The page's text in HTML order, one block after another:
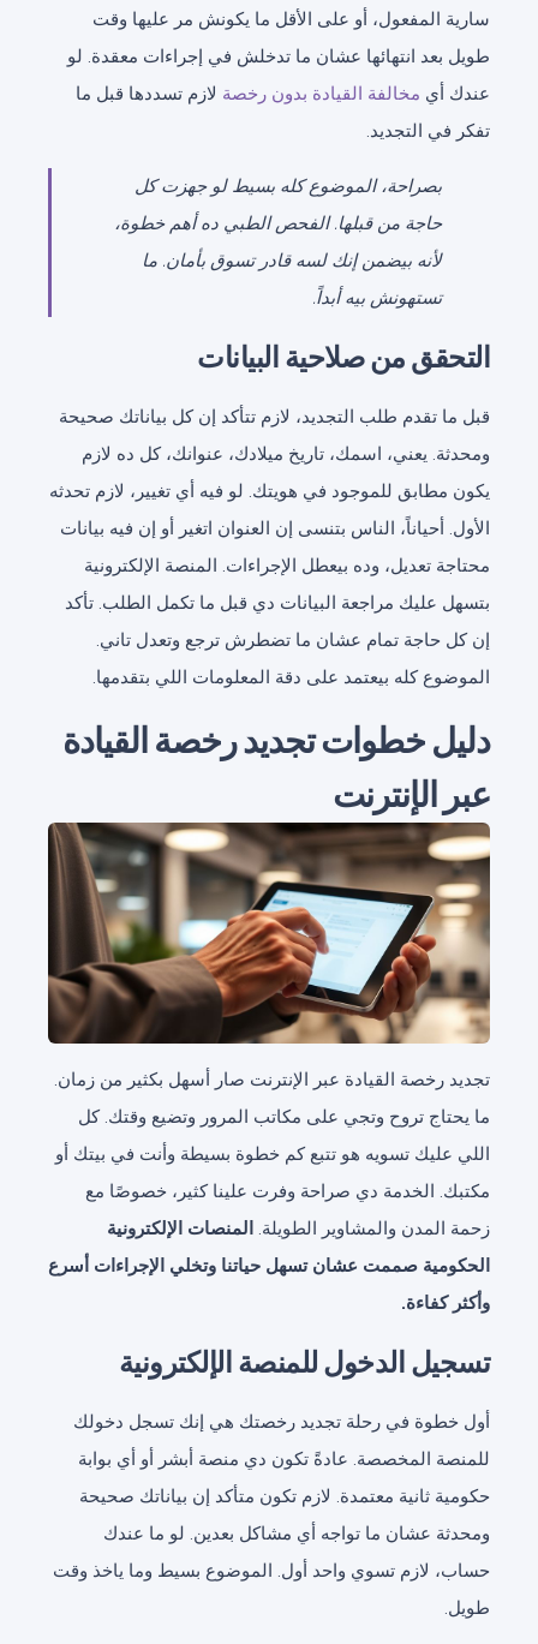
سارية المفعول، أو على الأقل ما يكونش مر عليها وقت
طويل بعد انتهائها عشان ما تدخلش في إجراءات معقدة. لو
عندك أي مخالفة القيادة بدون رخصة لازم تسددها قبل ما
تفكر في التجديد.
بصراحة، الموضوع كله بسيط لو جهزت كل
حاجة من قبلها. الفحص الطبي ده أهم خطوة،
لأنه بيضمن إنك لسه قادر تسوق بأمان. ما
تستهونش بيه أبداً.
التحقق من صلاحية البيانات
قبل ما تقدم طلب التجديد، لازم تتأكد إن كل بياناتك صحيحة
ومحدثة. يعني، اسمك، تاريخ ميلادك، عنوانك، كل ده لازم
يكون مطابق للموجود في هويتك. لو فيه أي تغيير، لازم تحدثه
الأول. أحياناً، الناس بتنسى إن العنوان اتغير أو إن فيه بيانات
محتاجة تعديل، وده بيعطل الإجراءات. المنصة الإلكترونية
بتسهل عليك مراجعة البيانات دي قبل ما تكمل الطلب. تأكد
إن كل حاجة تمام عشان ما تضطرش ترجع وتعدل تاني.
الموضوع كله بيعتمد على دقة المعلومات اللي بتقدمها.
دليل خطوات تجديد رخصة القيادة
عبر الإنترنت
تجديد رخصة القيادة عبر الإنترنت صار أسهل بكثير من زمان.
ما يحتاج تروح وتجي على مكاتب المرور وتضيع وقتك. كل
اللي عليك تسويه هو تتبع كم خطوة بسيطة وأنت في بيتك أو
مكتبك. الخدمة دي صراحة وفرت علينا كثير، خصوصًا مع
زحمة المدن والمشاوير الطويلة. المنصات الإلكترونية
الحكومية صممت عشان تسهل حياتنا وتخلي الإجراءات أسرع
وأكثر كفاءة.
تسجيل الدخول للمنصة الإلكترونية
أول خطوة في رحلة تجديد رخصتك هي إنك تسجل دخولك
للمنصة المخصصة. عادةً تكون دي منصة أبشر أو أي بوابة
حكومية ثانية معتمدة. لازم تكون متأكد إن بياناتك صحيحة
ومحدثة عشان ما تواجه أي مشاكل بعدين. لو ما عندك
حساب، لازم تسوي واحد أول. الموضوع بسيط وما ياخذ وقت
طويل.